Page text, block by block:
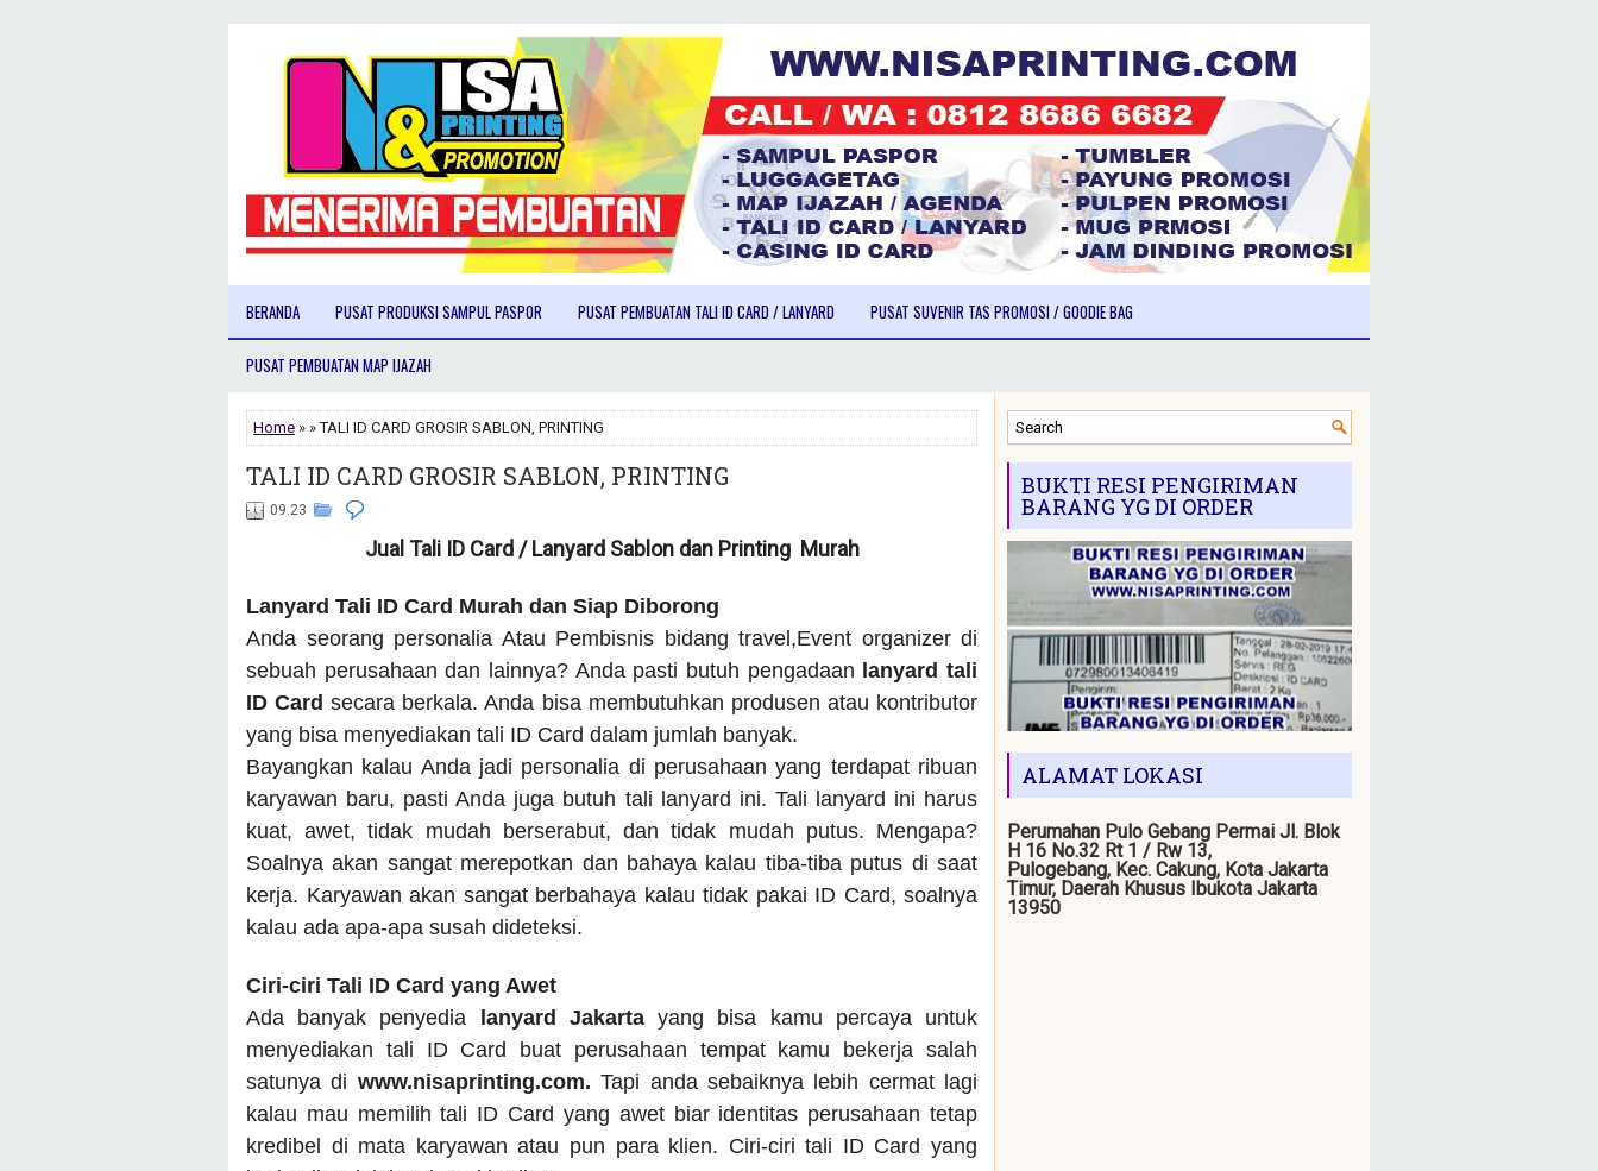
BERANDA PUSAT PRODUKSI SAMPUL PASPOR PUSAT PEMBUATAN TALI ID CARD / LANYARD PUSAT SUVENIR TAS PROMOSI / GOODIE BAG
PUSAT PEMBUATAN MAP IJAZAH
Home » » TALI ID CARD GROSIR SABLON, PRINTING
TALI ID CARD GROSIR SABLON, PRINTING
09.23
Jual Tali ID Card / Lanyard Sablon dan Printing Murah
Lanyard Tali ID Card Murah dan Siap Diborong
Anda seorang personalia Atau Pembisnis bidang travel,Event organizer di
sebuah perusahaan dan lainnya? Anda pasti butuh pengadaan lanyard tali
ID Cardsecara berkala. Anda bisa membutuhkan produsen atau kontributor
yang bisa menyediakan tali ID Card dalam jumlah banyak.
Bayangkan kalau Anda jadi personalia di perusahaan yang terdapat ribuan
karyawan baru, pasti Anda juga butuh tali lanyard ini. Tali lanyard ini harus
kuat, awet, tidak mudah berserabut, dan tidak mudah putus. Mengapa?
Soalnya akan sangat merepotkan dan bahaya kalau tiba-tiba putus di saat
kerja. Karyawan akan sangat berbahaya kalau tidak pakai ID Card, soalnya
kalau ada apa-apa susah dideteksi.
Ciri-ciri Tali ID Card yang Awet
Ada banyak penyedia
lanyard Jakartayang bisa kamu percaya untuk
menyediakan tali ID Card buat perusahaan tempat kamu bekerja salah
satunya di www.nisaprinting.com. Tapi anda sebaiknya lebih cermat lagi
kalau mau memilih tali ID Card yang awet biar identitas perusahaan tetap
kredibel di mata karyawan atau pun para klien. Ciri-ciri tali ID Card yang
BUKTI RESI PENGIRIMAN
BARANG YG DI ORDER
ALAMAT LOKASI
Perumahan Pulo Gebang Permai Jl. Blok
H 16 No.32 Rt 1 / Rw 13,
Pulogebang, Kec. Cakung, Kota Jakarta
Timur, Daerah Khusus Ibukota Jakarta
13950